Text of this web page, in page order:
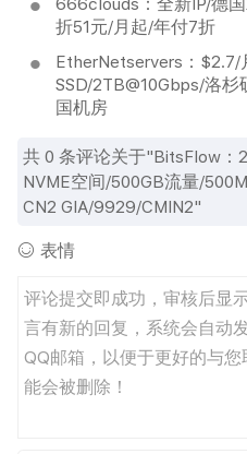
折51元/月起/年付7折
EtherNetservers：$2.7/
SSD/2TB@10Gbps/洛
国机房
共0 条评论关于"BitsFlow：
NVME空间/500GB流量/
CN2 GIA/9929/CMIN2"
表情